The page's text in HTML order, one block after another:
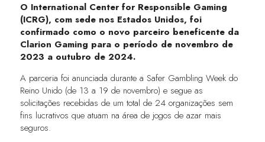
O International Center for Responsible Gaming
(ICRG), com sede nos Estados Unidos, foi
confirmado como o novo parceiro beneficente da
Clarion Gaming para o período de novembro de
2023 a outubro de 2024.
A parceria foi anunciada durante a Safer Gambling Week do
Reino Unido (de 13 a 19 de novembro) e segue as
solicitações recebidas de um total de 24 organizações sem
fins lucrativos que atuam na área de jogos de azar mais
seguros.